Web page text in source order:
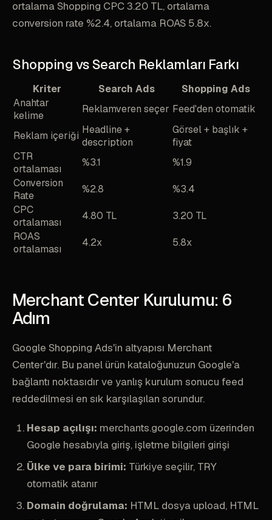
ortalama Shopping CPC 3.20 TL, ortalama
conversion rate %2.4, ortalama ROAS 5.8x.
Shopping vs Search Reklamları Farkı
Kriter Search Ads
Shopping Ads
Anahtar
kelime
Reklamveren seçer Feed'den otomatik
Reklam içeriği Headline +
description
Görsel + başlık +
fiyat
CTR
ortalaması
%3.1
%1.9
Conversion
Rate
%2.8
%3.4
CPC
ortalaması
4.80 TL
3.20 TL
ROAS
ortalaması
4.2x 5.8x
Merchant Center Kurulumu: 6
Adım
Google Shopping Ads'in altyapısı Merchant
Center'dır. Bu panel ürün kataloğunuzun Google'a
bağlantı noktasıdır ve yanlış kurulum sonucu feed
reddedilmesi en sık karşılaşılan sorundur.
Hesap açılışı: merchants.google.com üzerinden
Google hesabıyla giriş, işletme bilgileri girişi
Ülke ve para birimi: Türkiye seçilir, TRY
otomatik atanır
Domain doğrulama: HTML dosya upload, HTML